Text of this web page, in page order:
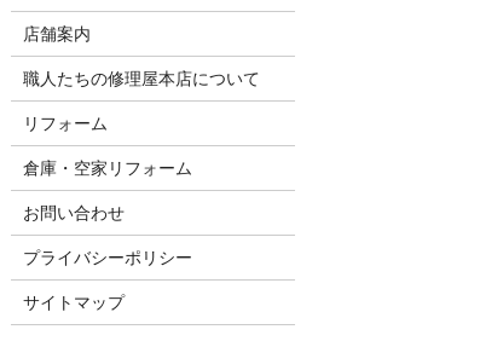
店舗案内
職人たちの修理屋本店について
リフォーム
倉庫・空家リフォーム
お問い合わせ
プライバシーポリシー
サイトマップ